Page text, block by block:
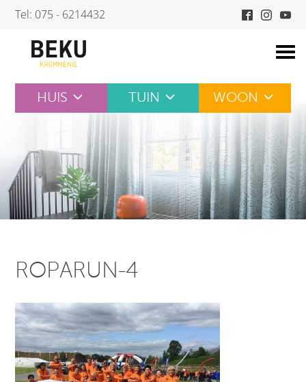
Skip
content
Tel: 075 - 6214432
HUIS TUIN WOON
ROPARUN-4